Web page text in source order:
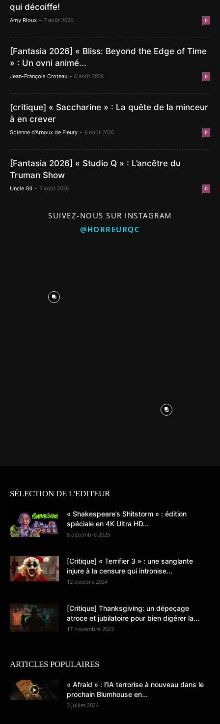
qui décoiffe!
Amy Rioux - 7 août 2026 0
[Fantasia 2026] « Bliss: Beyond the Edge of Time
» : Un ovni animé...
Jean-François Croteau - 6 août 2026 0
[critique] « Saccharine » : La quête de la minceur
à en crever
Solenne d'Arnoux de Fleury - 6 août 2026 0
[Fantasia 2026] « Studio Q » : L’ancêtre du
Truman Show
Uncle Gil - 5 août 2026 0
SUIVEZ-NOUS SUR INSTAGRAM
@HORREURQC
SÉLECTION DE L'EDITEUR
« Shakespeare’s Shitstorm » : édition
spéciale en 4K Ultra HD...
8 décembre 2025
[Critique] « Terrifier 3 » : une sanglante
injure à la censure qui intronise...
12 octobre 2024
[Critique] Thanksgiving: un dépeçage
atroce et jubilatoire pour bien digérer la...
17 novembre 2023
ARTICLES POPULAIRES
« Afraid » : l’IA terrorise à nouveau dans le
prochain Blumhouse en...
3 juillet 2024